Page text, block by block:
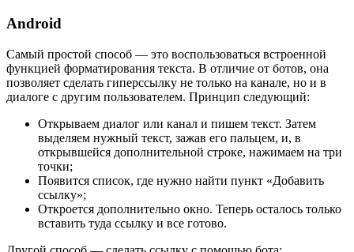
Android
Самый простой способ — это воспользоваться встроенной
функцией форматирования текста. В отличие от ботов, она
позволяет сделать гиперссылку не только на канале, но и в
диалоге с другим пользователем. Принцип следующий:
Открываем диалог или канал и пишем текст. Затем
выделяем нужный текст, зажав его пальцем, и, в
открывшейся дополнительной строке, нажимаем на три
точки;
Появится список, где нужно найти пункт «Добавить
ссылку»;
Откроется дополнительно окно. Теперь осталось только
вставить туда ссылку и все готово.